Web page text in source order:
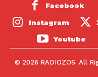
Facebook
Instagram
Youtube
© 2026 RADIOZOS. All